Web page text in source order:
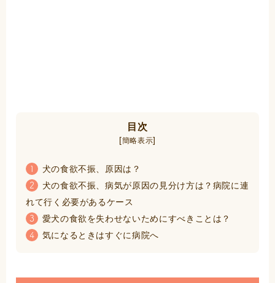
目次
[簡略表示]
1 犬の食欲不振、原因は？
2
犬の食欲不振、病気が原因の見分け方は？病院に連
れて行く必要があるケース
3 愛犬の食欲を失わせないためにすべきことは？
4 気になるときはすぐに病院へ